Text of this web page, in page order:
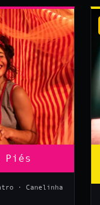
Piés
· Canelinha